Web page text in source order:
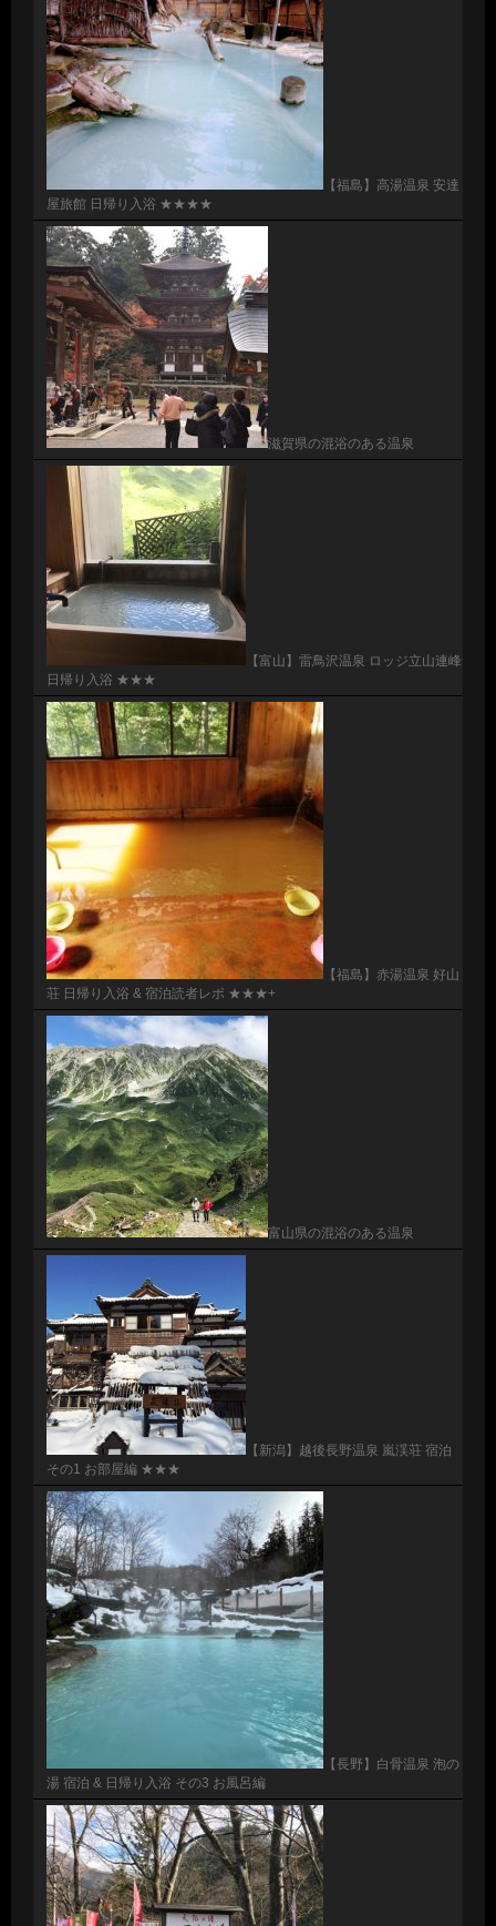
【福島】高湯温泉 安達
屋旅館 日帰り入浴 ★★★★
滋賀県の混浴のある温泉
【富山】雷鳥沢温泉 ロッジ立山連峰
日帰り入浴 ★★★
【福島】赤湯温泉 好山
荘 日帰り入浴 & 宿泊読者レポ ★★★+
富山県の混浴のある温泉
【新潟】越後長野温泉 嵐渓荘 宿泊
その1 お部屋編 ★★★
【長野】白骨温泉 泡の
湯 宿泊 & 日帰り入浴 その3 お風呂編